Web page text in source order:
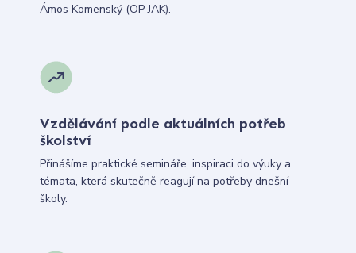
Ámos Komenský (OP JAK).
Vzdělávání podle aktuálních potřeb
školství
Přinášíme praktické semináře, inspiraci do výuky a
témata, která skutečně reagují na potřeby dnešní
školy.